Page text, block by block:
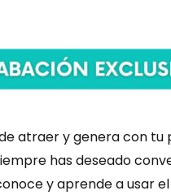
atraer y genera con tu
has deseado
y aprende a usar